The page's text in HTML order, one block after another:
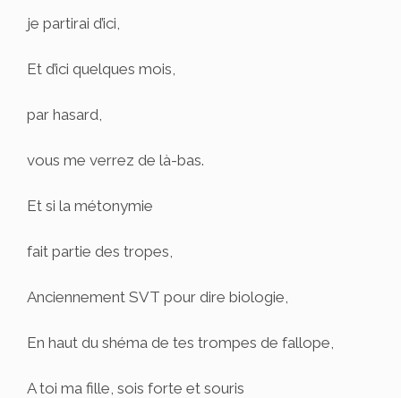
je partirai d’ici,
Et d’ici quelques mois,
par hasard,
vous me verrez de là-bas.
Et si la métonymie
fait partie des tropes,
Anciennement SVT pour dire biologie,
En haut du shéma de tes trompes de fallope,
A toi ma fille, sois forte et souris